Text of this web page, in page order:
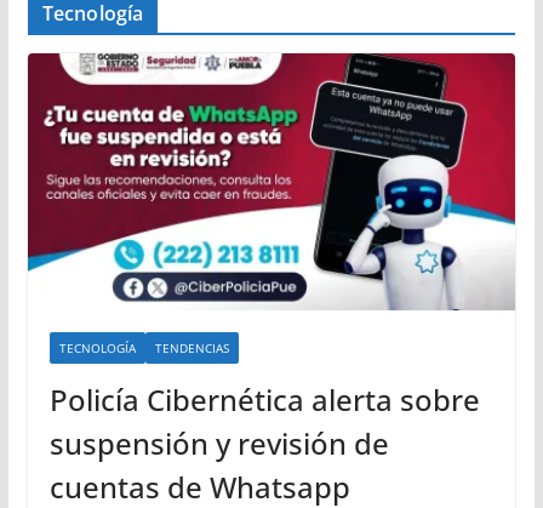
Tecnología
TECNOLOGÍA TENDENCIAS
Policía Cibernética alerta sobre
suspensión y revisión de
cuentas de Whatsapp